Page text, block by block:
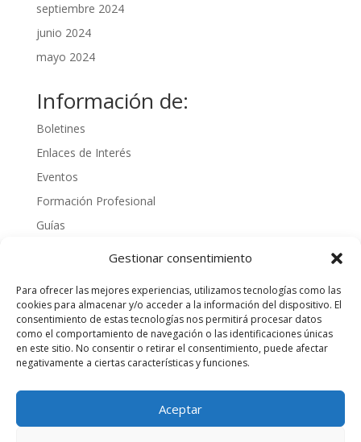
Gestionar consentimiento
Para ofrecer las mejores experiencias, utilizamos tecnologías como las
cookies para almacenar y/o acceder a la información del dispositivo. El
consentimiento de estas tecnologías nos permitirá procesar datos
como el comportamiento de navegación o las identificaciones únicas
en este sitio. No consentir o retirar el consentimiento, puede afectar
negativamente a ciertas características y funciones.
Aceptar
septiembre 2024
junio 2024
mayo 2024
Información de:
Boletines
Enlaces de Interés
Eventos
Formación Profesional
Guías
Noticias
Oposiciones
Procedimientos
Varios
videos